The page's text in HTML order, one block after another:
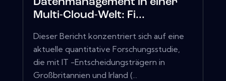
Multi-Cloud-Welt: Fi...
Dieser Bericht konzentriert sich auf eine
aktuelle quantitative Forschungsstudie,
die mit IT -Entscheidungsträgern in
Großbritannien und Irland (...